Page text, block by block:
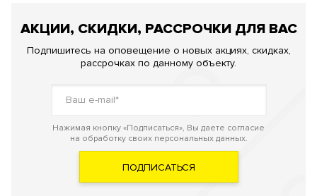
АКЦИИ, СКИДКИ, РАССРОЧКИ ДЛЯ ВАС
Подпишитесь на оповещение о новых акциях, скидках,
рассрочках по данному объекту.
Нажимая кнопку «Подписаться», Вы даете согласие
на обработку своих персональных данных.
ПОДПИСАТЬСЯ